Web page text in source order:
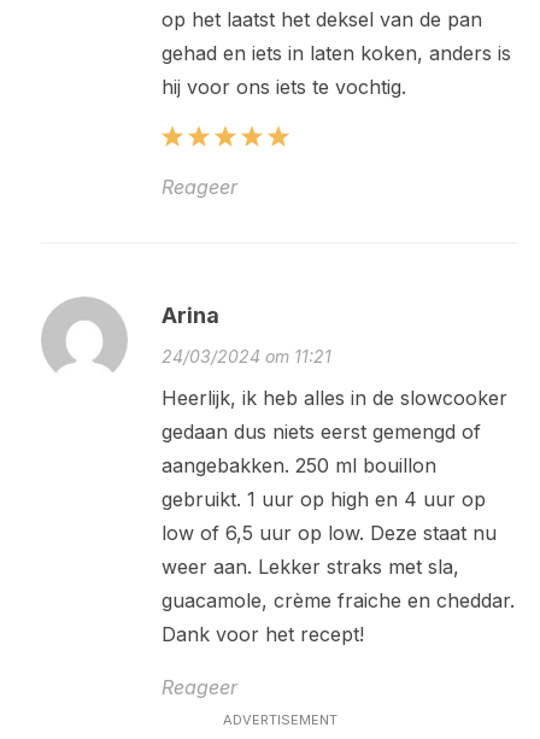
op het laatst het deksel van de pan
gehad en iets in laten koken, anders is
hij voor ons iets te vochtig.
Reageer
Arina
24/03/2024 om 11:21
Heerlijk, ik heb alles in de slowcooker
gedaan dus niets eerst gemengd of
aangebakken. 250 ml bouillon
gebruikt. 1 uur op high en 4 uur op
low of 6,5 uur op low. Deze staat nu
weer aan. Lekker straks met sla,
guacamole, crème fraiche en cheddar.
Dank voor het recept!
Reageer
ADVERTISEMENT